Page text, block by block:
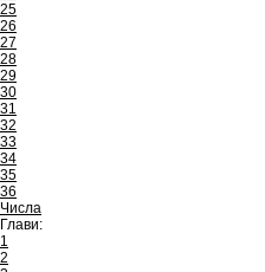
25
26
27
28
29
30
31
32
33
34
35
36
Числа
Глави:
1
2